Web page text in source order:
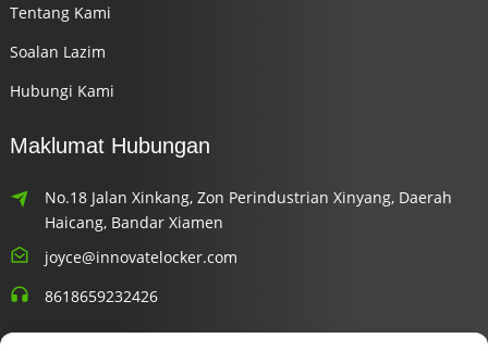
Tentang Kami
Soalan Lazim
Hubungi Kami
Maklumat Hubungan
No.18 Jalan Xinkang, Zon Perindustrian Xinyang, Daerah
Haicang, Bandar Xiamen
joyce@innovatelocker.com
8618659232426